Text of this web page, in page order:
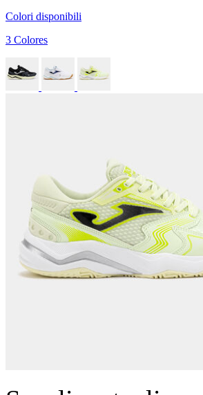
Colori disponibili
3 Colores